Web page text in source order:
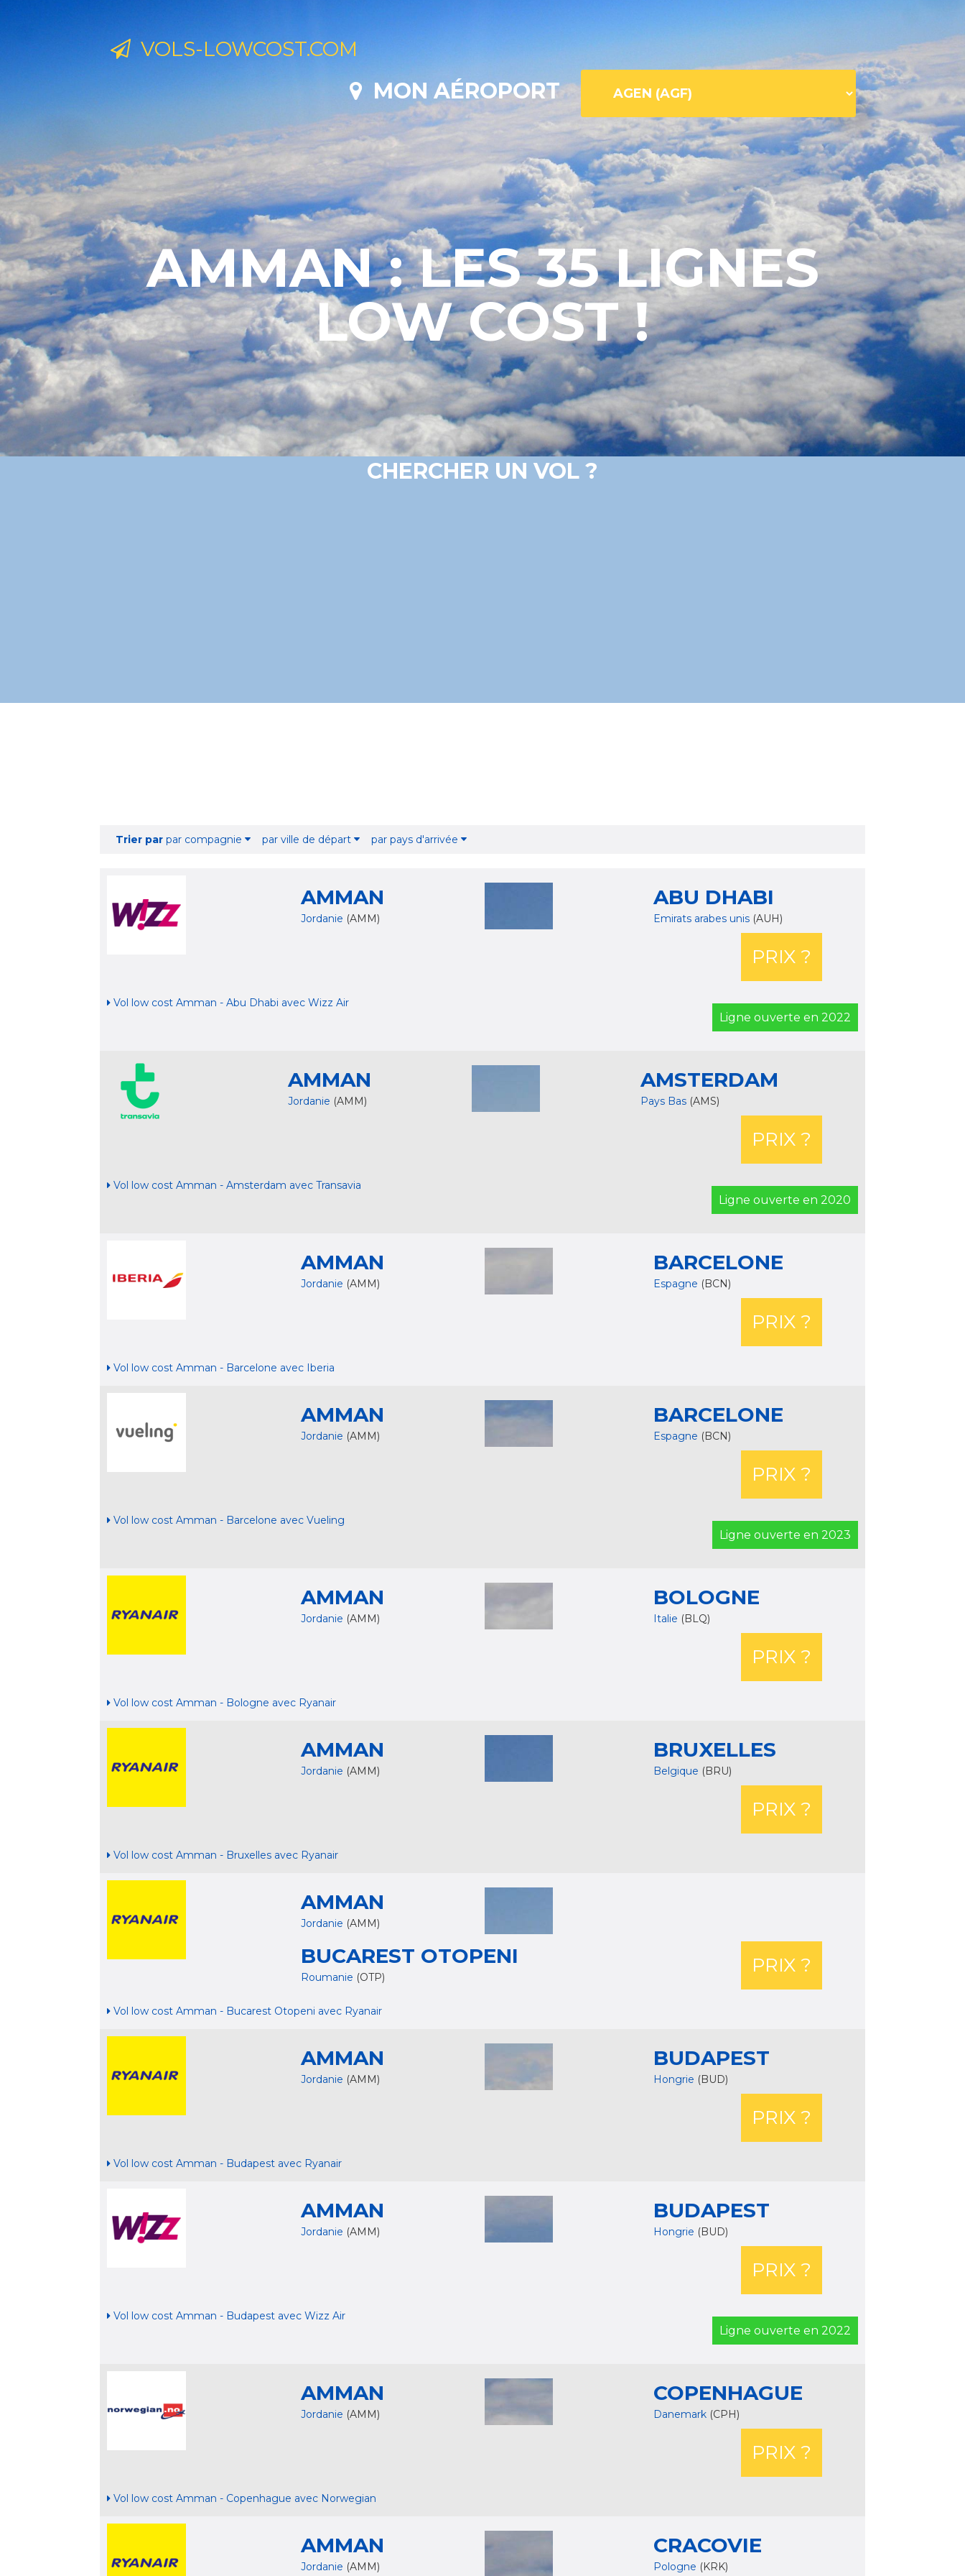
VOLS-LOWCOST.COM
MON AÉROPORT
AMMAN : LES 35 LIGNES
LOW COST !
CHERCHER UN VOL ?
Trier par par compagnie par ville de départ par pays d'arrivée
AMMAN
Jordanie (AMM)
ABU DHABI
Emirats arabes unis (AUH)
PRIX ?
Vol low cost Amman - Abu Dhabi avec Wizz Air
Ligne ouverte en 2022
AMMAN
Jordanie (AMM)
AMSTERDAM
Pays Bas (AMS)
PRIX ?
Vol low cost Amman - Amsterdam avec Transavia
Ligne ouverte en 2020
AMMAN
Jordanie (AMM)
BARCELONE
Espagne (BCN)
PRIX ?
Vol low cost Amman - Barcelone avec Iberia
AMMAN
Jordanie (AMM)
BARCELONE
Espagne (BCN)
PRIX ?
Vol low cost Amman - Barcelone avec Vueling
Ligne ouverte en 2023
AMMAN
Jordanie (AMM)
BOLOGNE
Italie (BLQ)
PRIX ?
Vol low cost Amman - Bologne avec Ryanair
AMMAN
Jordanie (AMM)
BRUXELLES
Belgique (BRU)
PRIX ?
Vol low cost Amman - Bruxelles avec Ryanair
AMMAN
Jordanie (AMM)
BUCAREST OTOPENI
Roumanie (OTP)
PRIX ?
Vol low cost Amman - Bucarest Otopeni avec Ryanair
AMMAN
Jordanie (AMM)
BUDAPEST
Hongrie (BUD)
PRIX ?
Vol low cost Amman - Budapest avec Ryanair
AMMAN
Jordanie (AMM)
BUDAPEST
Hongrie (BUD)
PRIX ?
Vol low cost Amman - Budapest avec Wizz Air
Ligne ouverte en 2022
AMMAN
Jordanie (AMM)
COPENHAGUE
Danemark (CPH)
PRIX ?
Vol low cost Amman - Copenhague avec Norwegian
AMMAN
Jordanie (AMM)
CRACOVIE
Pologne (KRK)